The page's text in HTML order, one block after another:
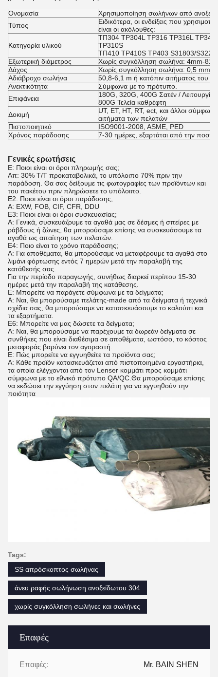
Επαφές
Επαφές: Mr. BAIN SHEN
Ονομασία
Χρησιμοποίηση σωλήνων από
Τύπος
Ειδικότερα, οι ενδείξεις που
είναι οι ακόλουθες:
Κατηγορία υλικού
ΤΠ304 TP304L TP316 TP316L
TP310S
ΤΠ410 TP410S TP403 S31803/
Εξωτερική διάμετρος
Χωρίς συγκόλληση σωλήνα: 4mm-
Δάχος
Χωρίς συγκόλληση σωλήνα: 0,5 mm -
Αδιάβροχο σωλήνα
50,8-6,1 m ή κατόπιν αιτήματος του
Ανεκτικότητα
Σύμφωνα με το πρότυπο.
Επιφάνεια
180G, 320G, 400G Σατέν /
800G Τελεία καθρέφτη
Δοκιμή
UT, ET, HT, RT, ect, και άλλοι
αιτήματα των πελατών
Πιστοποιητικό
ISO9001-2008, ASME, PED
Χρόνος παράδοσης
7-30 ημέρες, εξαρτάται από την
Γενικές ερωτήσεις
Ε: Ποιοι είναι οι όροι πληρωμής σας;
Απ: 30% T/T προκαταβολικά, το υπόλοιπο 70% πριν την
παράδοση. Θα σας δείξουμε τις φωτογραφίες των προϊόντων και
του πακέτου πριν πληρώσετε το υπόλοιπο.
Ε2: Ποιοι είναι οι όροι παράδοσης;
Α: EXW, FOB, CIF, CFR, DDU
Ε3: Ποιοι είναι οι όροι συσκευασίας;
Α: Γενικά, συσκευάζουμε τα αγαθά μας σε δέσμες ή σπείρες με
ράβδους ή ζώνες, θα μπορούσαμε επίσης να συσκευάσουμε τα
αγαθά ως απαίτηση των πελατών.
Ε4: Ποιο είναι το χρόνο παράδοσης;
Α: Για αποθέματα, θα μπορούσαμε να μεταφέρουμε τα αγαθά στο
λιμάνι φόρτωσης εντός 7 ημερών μετά την παραλαβή της
κατάθεσής σας.
Για την περίοδο παραγωγής, συνήθως διαρκεί περίπου 15-30
ημέρες μετά την παραλαβή της κατάθεσης.
Ε: Μπορείτε να παράγετε σύμφωνα με τα δείγματα;
Α: Ναι, θα μπορούσαμε πελάτης-made από τα δείγματα ή τεχνικά
σχέδια σας, θα μπορούσαμε να κατασκευάσουμε το καλούπι και
τα εξαρτήματα.
Ε6: Μπορείτε να μας δώσετε τα δείγματα;
Α: Ναι, θα μπορούσαμε να παρέχουμε τα δωρεάν δείγματα σε
συνθήκες που είναι διαθέσιμα σε αποθέματα, ωστόσο, το κόστος
μεταφοράς βαρύνει τον αγοραστή.
Ε: Πώς μπορείτε να εγγυηθείτε τα προϊόντα σας;
Α: Κάθε προϊόν κατασκευάζεται από πιστοποιημένα εργαστήρια,
τα οποία ελέγχονται από τον Lenser κομμάτι προς κομμάτι
σύμφωνα με το εθνικό πρότυπο QA/QC.Θα μπορούσαμε επίσης
να εκδώσει την εγγύηση στον πελάτη για να εγγυηθούν την
ποιότητα
Tags:
SS απρόσκοπτος σωλήνας
άνευ ραφής σωλήνωση ανοξείδωτου 304
χωρίς συγκόλληση σωλήνες και σωλήνες